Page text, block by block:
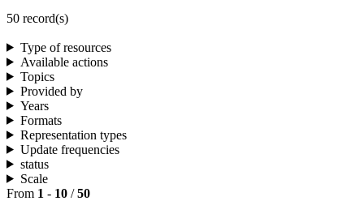
50 record(s)
Type of resources
Available actions
Topics
Provided by
Years
Formats
Representation types
Update frequencies
status
Scale
From 1 - 10 /50